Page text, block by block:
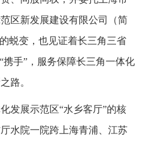
区新发展建设有限公司（简
蜕变，也见证着长三角三省
携手”，服务保障长三角一体化
路。
发展示范区“水乡客厅”的核
水院一院跨上海青浦、江苏